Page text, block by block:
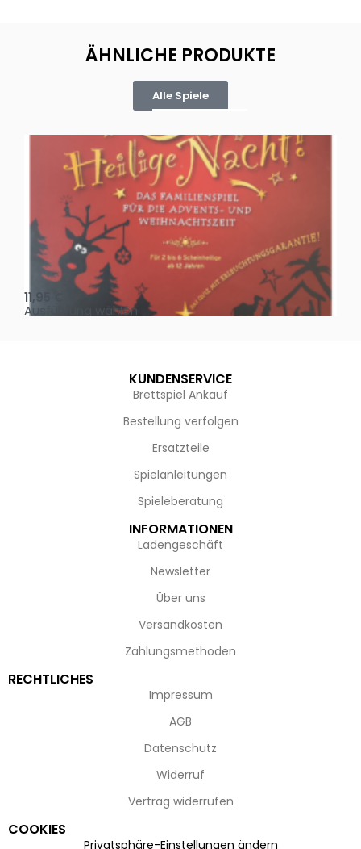
ÄHNLICHE PRODUKTE
Alle Spiele
Oh, heilige Nacht!
11,95
Ausführung wählen
KUNDENSERVICE
Brettspiel Ankauf
Bestellung verfolgen
Ersatzteile
Spielanleitungen
Spieleberatung
INFORMATIONEN
Ladengeschäft
Newsletter
Über uns
Versandkosten
Zahlungsmethoden
RECHTLICHES
Impressum
AGB
Datenschutz
Widerruf
Vertrag widerrufen
COOKIES
Privatsphäre-Einstellungen ändern